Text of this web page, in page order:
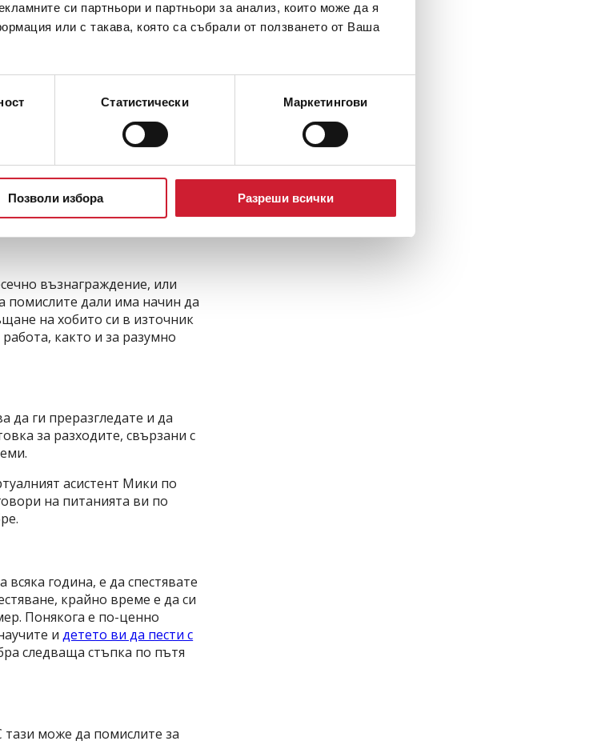
си партньори и партньори за анализ, които може да я
или с такава, която са събрали от ползването от Ваша
Статистически Маркетингови
Позволи избора Разреши всички
това колко време ще ви
са те.
цели, които може да
може да искате да смените
както и повече
по-дълга почивка в
би е добра идея да
и труднопостижими, но тях
на средства за
възнаграждение, или
помислите дали има начин да
на хобито си в източник
както и за разумно
да ги преразгледате и да
за разходите, свързани с
асистент Мики по
на питанията ви по
година, е да спестявате
крайно време е да си
Понякога е по-ценно
идетето ви да пести с
следваща стъпка по пътя
може да помислите за